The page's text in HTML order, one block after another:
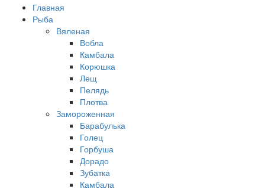
Главная
Рыба
Вяленая
Вобла
Камбала
Корюшка
Лещ
Пелядь
Плотва
Замороженная
Барабулька
Голец
Горбуша
Дорадо
Зубатка
Камбала